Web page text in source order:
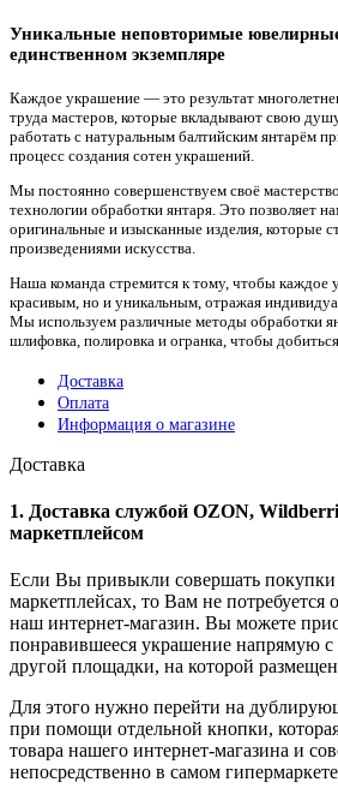
Уникальные неповторимые
единственном экземпляре
Каждое украшение — это результат
труда мастеров, которые вкладывают свою
работать с натуральным балтийским янтарём
процесс создания сотен украшений.
Мы постоянно совершенствуем своё
технологии обработки янтаря. Это позволяет
оригинальные и изысканные изделия, которые
произведениями искусства.
Наша команда стремится к тому, чтобы каждое
красивым, но и уникальным, отражая
Мы используем различные методы обработки
шлифовка, полировка и огранка, чтобы
Доставка
Оплата
Информация о магазине
Доставка
1. Доставка службой OZON,
маркетплейсом
Если Вы привыкли совершать
маркетплейсах, то Вам не потребуется
наш интернет-магазин. Вы можете
понравившееся украшение напрямую с
другой площадки, на которой
Для этого нужно перейти на
при помощи отдельной кнопки,
товара нашего интернет-магазина и
непосредственно в самом